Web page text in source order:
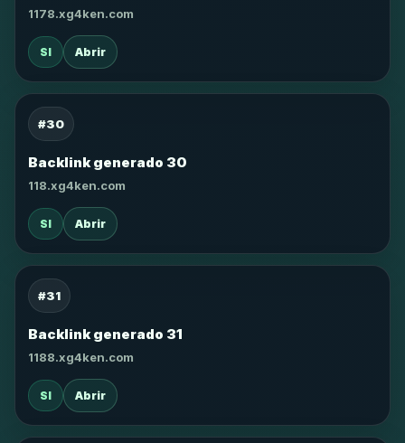
1178.xg4ken.com
SI Abrir
#30
Backlink generado 30
118.xg4ken.com
SI Abrir
#31
Backlink generado 31
1188.xg4ken.com
SI Abrir